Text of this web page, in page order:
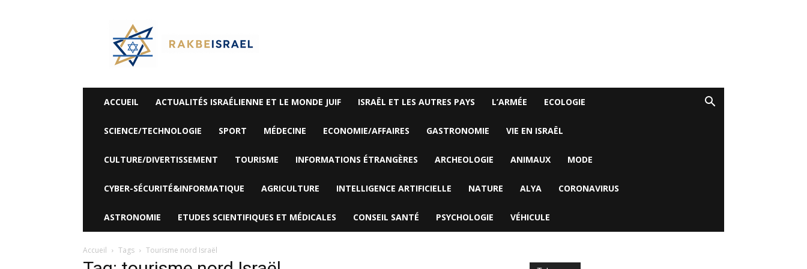
Rak
Be
Israel-
Alyaexpress-
News
ACCUEIL ACTUALITÉS ISRAÉLIENNE ET LE MONDE JUIF ISRAËL ET LES AUTRES PAYS L’ARMÉE ECOLOGIE
SCIENCE/TECHNOLOGIE SPORT MÉDECINE ECONOMIE/AFFAIRES GASTRONOMIE VIE EN ISRAËL
CULTURE/DIVERTISSEMENT TOURISME INFORMATIONS ÉTRANGÈRES ARCHEOLOGIE ANIMAUX MODE
CYBER-SÉCURITÉ&INFORMATIQUE AGRICULTURE INTELLIGENCE ARTIFICIELLE NATURE ALYA CORONAVIRUS
ASTRONOMIE ETUDES SCIENTIFIQUES ET MÉDICALES CONSEIL SANTÉ PSYCHOLOGIE VÉHICULE
Accueil Tags Tourisme nord Israël